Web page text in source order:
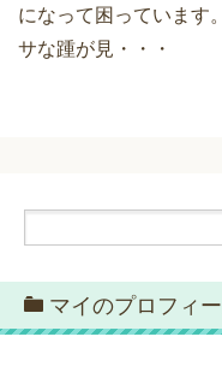
になって困っています
サな踵が見・・・
マイのプロフィ